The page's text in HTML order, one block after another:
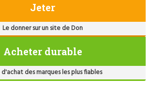
Jeter
Le donner sur un site de Don
Acheter durable
des marques les plus fiables